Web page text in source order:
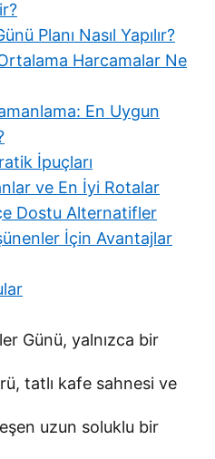
Planı Nasıl Yapılır?
Harcamalar Ne
En Uygun
İpuçları
ve En İyi Rotalar
Dostu Alternatifler
İçin Avantajlar
Günü, yalnızca bir
tatlı kafe sahnesi ve
uzun soluklu bir